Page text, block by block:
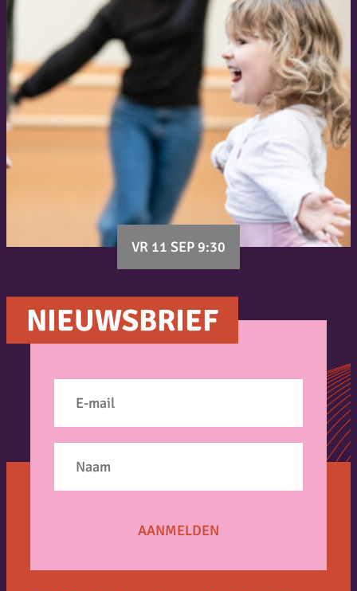
VR 11 SEP 9:30
NIEUWSBRIEF